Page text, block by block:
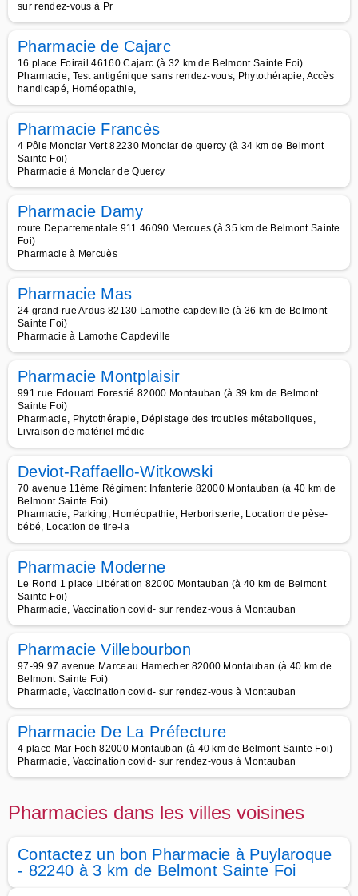
sur rendez-vous à Pr
Pharmacie de Cajarc
16 place Foirail 46160 Cajarc (à 32 km de Belmont Sainte Foi)
Pharmacie, Test antigénique sans rendez-vous, Phytothérapie, Accès
handicapé, Homéopathie,
Pharmacie Francès
4 Pôle Monclar Vert 82230 Monclar de quercy (à 34 km de Belmont
Sainte Foi)
Pharmacie à Monclar de Quercy
Pharmacie Damy
route Departementale 911 46090 Mercues (à 35 km de Belmont Sainte
Foi)
Pharmacie à Mercuès
Pharmacie Mas
24 grand rue Ardus 82130 Lamothe capdeville (à 36 km de Belmont
Sainte Foi)
Pharmacie à Lamothe Capdeville
Pharmacie Montplaisir
991 rue Edouard Forestié 82000 Montauban (à 39 km de Belmont
Sainte Foi)
Pharmacie, Phytothérapie, Dépistage des troubles métaboliques,
Livraison de matériel médic
Deviot-Raffaello-Witkowski
70 avenue 11ème Régiment Infanterie 82000 Montauban (à 40 km de
Belmont Sainte Foi)
Pharmacie, Parking, Homéopathie, Herboristerie, Location de pèse-
bébé, Location de tire-la
Pharmacie Moderne
Le Rond 1 place Libération 82000 Montauban (à 40 km de Belmont
Sainte Foi)
Pharmacie, Vaccination covid- sur rendez-vous à Montauban
Pharmacie Villebourbon
97-99 97 avenue Marceau Hamecher 82000 Montauban (à 40 km de
Belmont Sainte Foi)
Pharmacie, Vaccination covid- sur rendez-vous à Montauban
Pharmacie De La Préfecture
4 place Mar Foch 82000 Montauban (à 40 km de Belmont Sainte Foi)
Pharmacie, Vaccination covid- sur rendez-vous à Montauban
Pharmacies dans les villes voisines
Contactez un bon Pharmacie à Puylaroque
- 82240 à 3 km de Belmont Sainte Foi